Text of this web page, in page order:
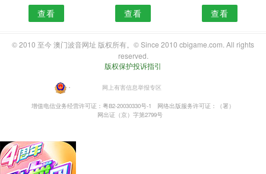
查看 查看 查看
© 2010 至今 澳门波音网址 版权所有。© Since 2010 cbigame.com. All rights
reserved.
版权保护投诉指引
・ 网上有害信息举报专区
增值电信业务经营许可证：粤B2-20030330号-1
网络出版服务许可证：（署）
网出证（京）字第2799号